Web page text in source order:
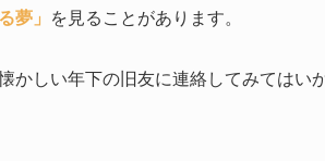
夢」 を見ることがあります。
かしい年下の旧友に連絡してみてはい